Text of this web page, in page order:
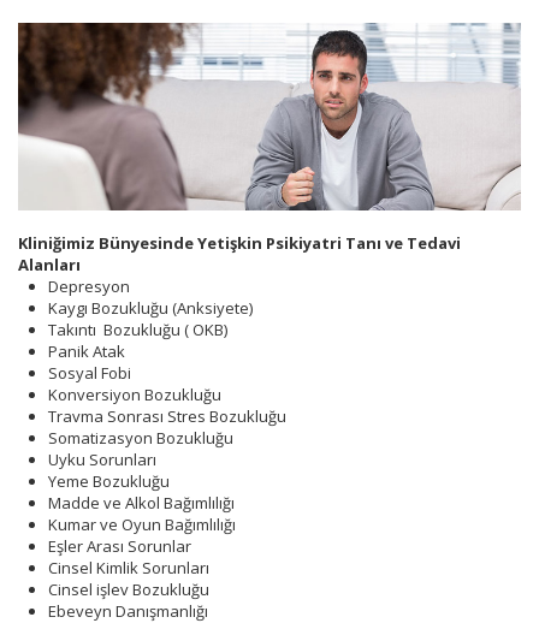
Kliniğimiz Bünyesinde Yetişkin Psikiyatri Tanı ve Tedavi
Alanları
Depresyon
Kaygı Bozukluğu (Anksiyete)
Takıntı Bozukluğu ( OKB)
Panik Atak
Sosyal Fobi
Konversiyon Bozukluğu
Travma Sonrası Stres Bozukluğu
Somatizasyon Bozukluğu
Uyku Sorunları
Yeme Bozukluğu
Madde ve Alkol Bağımlılığı
Kumar ve Oyun Bağımlılığı
Eşler Arası Sorunlar
Cinsel Kimlik Sorunları
Cinsel işlev Bozukluğu
Ebeveyn Danışmanlığı